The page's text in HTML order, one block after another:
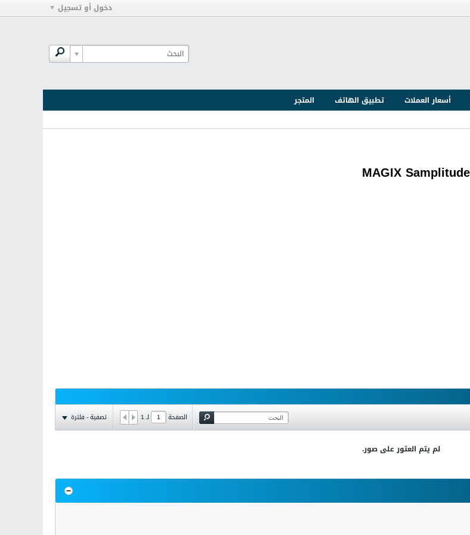
دخول أو تسجيل
أسعار العملات تطبيق الهاتف
المتجر
الصفحة لـ1 تصفية - فلترة
لم يتم العثور على صور.